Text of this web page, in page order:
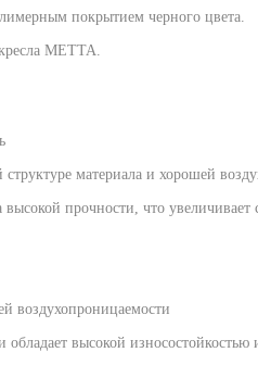
покрытием черного цвета.
МЕТТА.
материала и хорошей
высокой прочности, что
воздухопроницаемости
высокой износостойкостью